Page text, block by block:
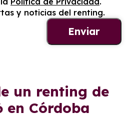
y noticias del renting.
un renting de
en Córdoba